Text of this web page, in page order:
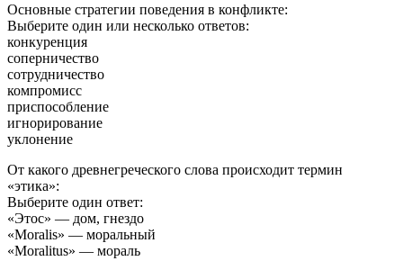
Основные стратегии поведения в конфликте:
Выберите один или несколько ответов:
конкуренция
соперничество
сотрудничество
компромисс
приспособление
игнорирование
уклонение
От какого древнегреческого слова происходит термин
«этика»:
Выберите один ответ:
«Этос» — дом, гнездо
«Moralis» — моральный
«Moralitus» — мораль